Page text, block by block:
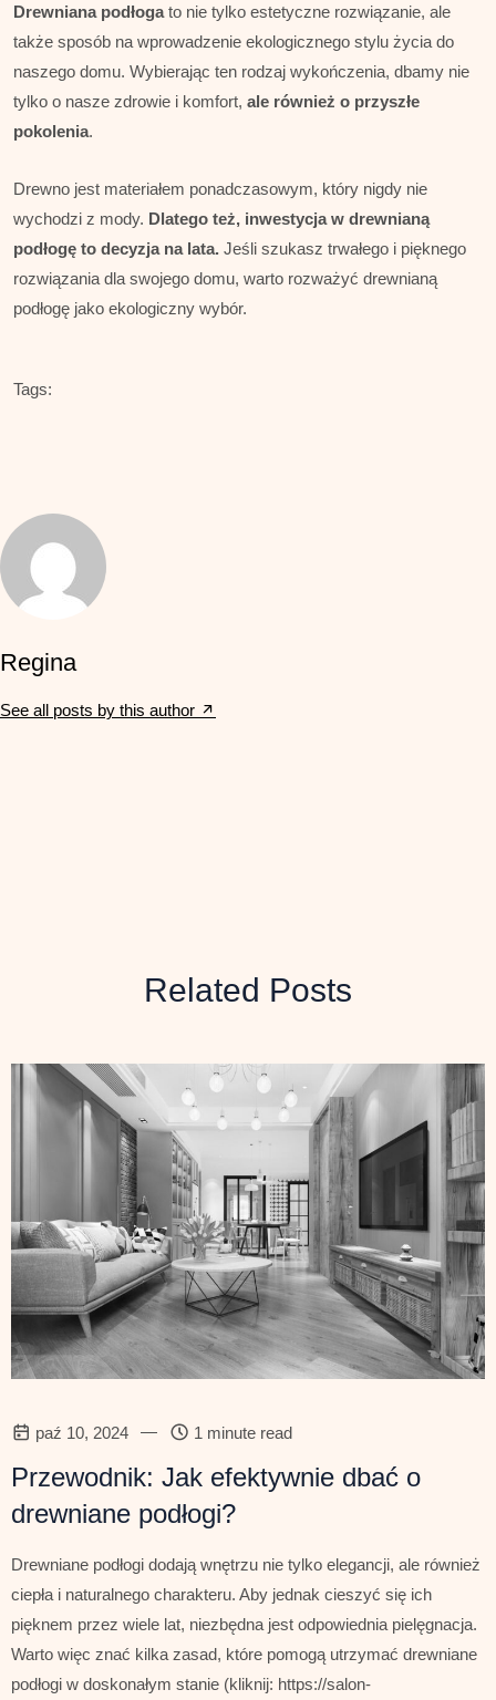
Drewniana podłogato nie tylko estetyczne rozwiązanie, ale
także sposób na wprowadzenie ekologicznego stylu życia do
naszego domu. Wybierając ten rodzaj wykończenia, dbamy nie
tylko o nasze zdrowie i komfort, ale również o przyszłe
pokolenia.
Drewno jest materiałem ponadczasowym, który nigdy nie
wychodzi z mody. Dlatego też, inwestycja w drewnianą
podłogę to decyzja na lata. Jeśli szukasz trwałego i pięknego
rozwiązania dla swojego domu, warto rozważyć drewnianą
podłogę jako ekologiczny wybór.
Tags:
Regina
See all posts by this author
Related Posts
paź 10, 2024 — 1 minute read
Przewodnik: Jak efektywnie dbać o
drewniane podłogi?
Drewniane podłogi dodają wnętrzu nie tylko elegancji, ale również
ciepła i naturalnego charakteru. Aby jednak cieszyć się ich
pięknem przez wiele lat, niezbędna jest odpowiednia pielęgnacja.
Warto więc znać kilka zasad, które pomogą utrzymać drewniane
podłogi w doskonałym stanie (kliknij: https://salon-